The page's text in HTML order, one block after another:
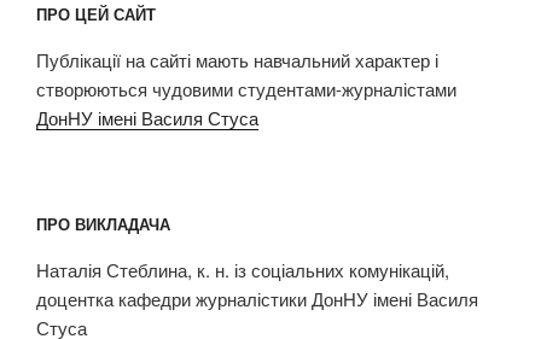
ПРО ЦЕЙ САЙТ
Публікації на сайті мають навчальний характер і
створюються чудовими студентами-журналістами
ДонНУ імені Василя Стуса
ПРО ВИКЛАДАЧА
Наталія Стеблина, к. н. із соціальних комунікацій,
доцентка кафедри журналістики ДонНУ імені Василя
Стуса